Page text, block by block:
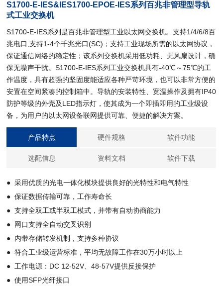
S1700-E-IES&IES1700-EPOE-IES系列百兆非管理型导轨
式工业交换机
S1700-E-IES系列是百兆非管理型工业以太网交换机。支持1/4/6/8百
兆电口,支持1-4个千兆光口(SC)；支持工业现场所需的以太网协议，
保证通信网络的稳定性；该系列交换机采用低功耗、无风扇设计，确
保无噪声干扰。S1700-E-IES系列工业交换机具有-40℃～75℃的工
作温度，具有超强的坚固度能适应各种严苛环境，也可以非常方便的
安置在空间紧凑的控制箱中。导轨的安装特性、宽温操作及拥有IP40
防护等级的外壳及LED指示灯，使其成为一个即插即用的工业级设
备，为用户的以太网设备联网提供可靠、便捷的解决方案。
产品特点 硬件规格 软件功能
选配信息 资料文档 软件下载
● 采用优质的光电一体化模块提供良好的光特性和电气特性
● 保证数据传输可靠，工作寿命长
● 支持全双工或半双工模式，并带有自动协商能力
● 网口支持全自动交叉识别
● 内带存储转发机制，支持多种协议
● 符合工业级运营标准，平均无故障工作在30万小时以上
● 工作电源：DC 12-52V、48-57V提供反接保护
● 使用SFP光纤接口